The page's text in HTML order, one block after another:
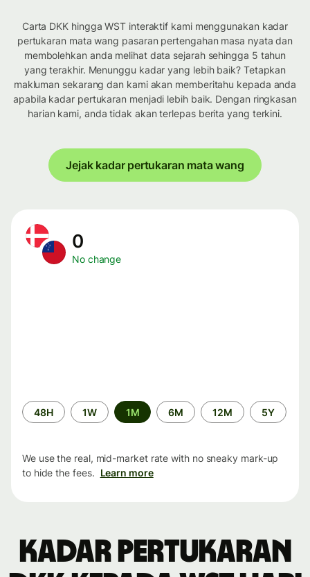
Carta DKK hingga WST interaktif kami menggunakan kadar
pertukaran mata wang pasaran pertengahan masa nyata dan
membolehkan anda melihat data sejarah sehingga 5 tahun
yang terakhir. Menunggu kadar yang lebih baik? Tetapkan
makluman sekarang dan kami akan memberitahu kepada anda
apabila kadar pertukaran menjadi lebih baik. Dengan ringkasan
harian kami, anda tidak akan terlepas berita yang terkini.
Jejak kadar pertukaran mata wang
0
No change
Time
period
48H 1W 1M 6M 12M 5Y
We use the real, mid-market rate with no sneaky mark-up
to hide the fees. Learn more
Kadar pertukaran